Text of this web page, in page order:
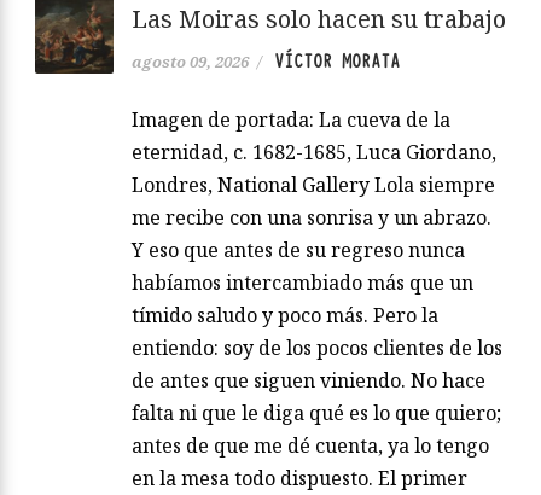
Las Moiras solo hacen su trabajo
agosto 09, 2026 / VÍCTOR MORATA
Imagen de portada: La cueva de la
eternidad, c. 1682-1685, Luca Giordano,
Londres, National Gallery Lola siempre
me recibe con una sonrisa y un abrazo.
Y eso que antes de su regreso nunca
habíamos intercambiado más que un
tímido saludo y poco más. Pero la
entiendo: soy de los pocos clientes de los
de antes que siguen viniendo. No hace
falta ni que le diga qué es lo que quiero;
antes de que me dé cuenta, ya lo tengo
en la mesa todo dispuesto. El primer